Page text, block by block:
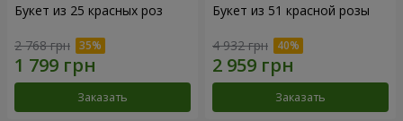
Букет из 25 красных роз
2 768 грн
Заказать
Букет из 51 красной розы
4 932 грн
Заказать